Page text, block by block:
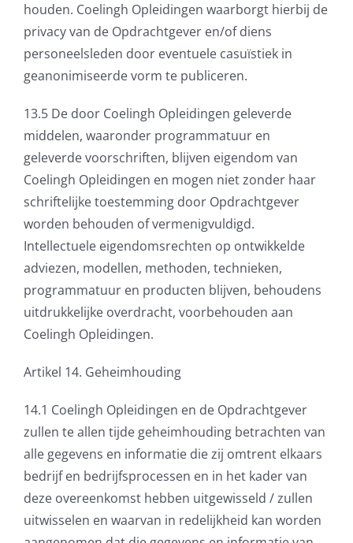
houden. Coelingh Opleidingen waarborgt hierbij de
privacy van de Opdrachtgever en/of diens
personeelsleden door eventuele casuïstiek in
geanonimiseerde vorm te publiceren.
13.5 De door Coelingh Opleidingen geleverde
middelen, waaronder programmatuur en
geleverde voorschriften, blijven eigendom van
Coelingh Opleidingen en mogen niet zonder haar
schriftelijke toestemming door Opdrachtgever
worden behouden of vermenigvuldigd.
Intellectuele eigendomsrechten op ontwikkelde
adviezen, modellen, methoden, technieken,
programmatuur en producten blijven, behoudens
uitdrukkelijke overdracht, voorbehouden aan
Coelingh Opleidingen.
Artikel 14. Geheimhouding
14.1 Coelingh Opleidingen en de Opdrachtgever
zullen te allen tijde geheimhouding betrachten van
alle gegevens en informatie die zij omtrent elkaars
bedrijf en bedrijfsprocessen en in het kader van
deze overeenkomst hebben uitgewisseld / zullen
uitwisselen en waarvan in redelijkheid kan worden